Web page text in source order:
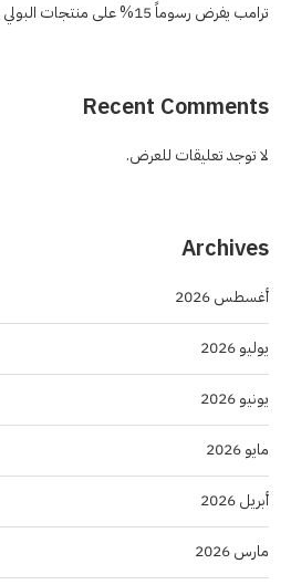
ترامب يفرض رسوماً 15% على منتجات البولي سيليكون
Recent Comments
لا توجد تعليقات للعرض.
Archives
أغسطس 2026
يوليو 2026
يونيو 2026
مايو 2026
أبريل 2026
مارس 2026